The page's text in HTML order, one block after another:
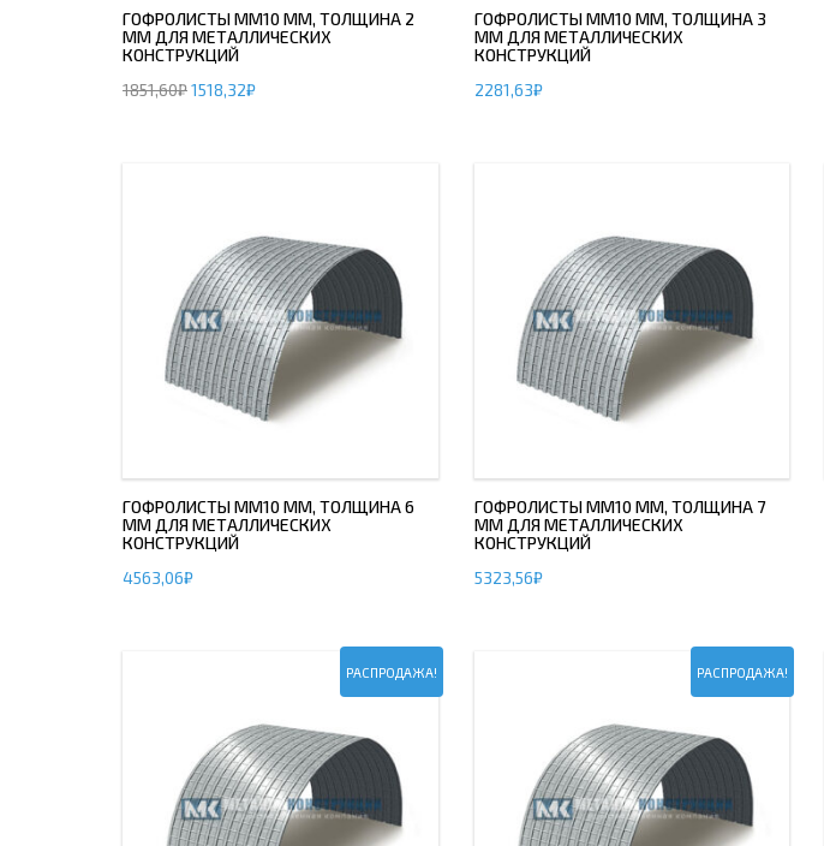
ГОФРОЛИСТЫ ММ10 ММ, ТОЛЩИНА 2
ММ ДЛЯ МЕТАЛЛИЧЕСКИХ
КОНСТРУКЦИЙ
1851,60₽1518,32₽
ГОФРОЛИСТЫ ММ10 ММ, ТОЛЩИНА 3
ММ ДЛЯ МЕТАЛЛИЧЕСКИХ
КОНСТРУКЦИЙ
2281,63₽
ГОФРОЛИСТЫ ММ10 ММ, ТОЛЩИНА 6
ММ ДЛЯ МЕТАЛЛИЧЕСКИХ
КОНСТРУКЦИЙ
4563,06₽
ГОФРОЛИСТЫ ММ10 ММ, ТОЛЩИНА 7
ММ ДЛЯ МЕТАЛЛИЧЕСКИХ
КОНСТРУКЦИЙ
5323,56₽
РАСПРОДАЖА! РАСПРОДАЖА!